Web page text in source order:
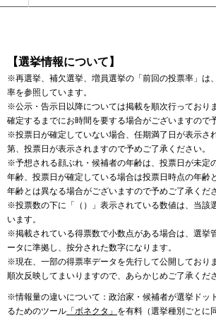
【選挙情報について】
※再選挙、補欠選挙、増員選挙の「前回の投票率」は
率を参照しています。
※公示・告示日以降については掲載を順次行っており
確定するまでにお時間を要する場合がございますので
※投票日が確定していない場合、任期満了日が表示さ
第、投票日が表示されますので予めご了承ください。
※予想される顔ぶれ・候補者の年齢は、投票日が未定
年齢、投票日が確定している場合は投票日時点の年齢
年齢とは異なる場合がございますので予めご了承くださ
※投票数の下に「（）」表示されている数値は、当該
います。
※掲載されている得票数で小数点がある場合は、選挙
ータに準拠し、按分された数字になります。
※現在、一部の得票率データを先行して公開しており
順次反映してまいりますので、あらかじめご了承くだ
※情報量の違いについて：政治家・候補者が選挙ドッ
るためのツール 「ボネクタ」 を有料（選挙種別ごとに